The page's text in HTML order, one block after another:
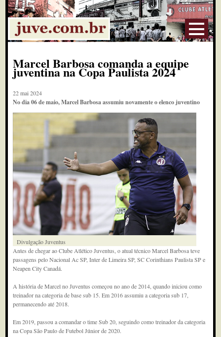
Marcel Barbosa comanda a equipe
juventina na Copa Paulista 2024
22 mai 2024
No dia 06 de maio, Marcel Barbosa assumiu novamente o elenco juventino
Divulgação Juventus
Antes de chegar ao Clube Atlético Juventus, o atual técnico Marcel Barbosa teve
passagens pelo Nacional Ac SP, Inter de Limeira SP, SC Corinthians Paulista SP e
Neapen City Canadá.
A história de Marcel no Juventus começou no ano de 2014, quando iniciou como
treinador na categoria de base sub 15. Em 2016 assumiu a categoria sub 17,
permanecendo até 2018.
Em 2019, passou a comandar o time Sub 20, seguindo como treinador da categoria
na Copa São Paulo de Futebol Júnior de 2020.